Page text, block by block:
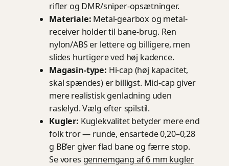
rifler og DMR/sniper-opsætninger.
Materiale: Metal-gearbox og metal-
receiver holder til bane-brug. Ren
nylon/ABS er lettere og billigere, men
slides hurtigere ved høj kadence.
Magasin-type: Hi-cap (høj kapacitet,
skal spændes) er billigst. Mid-cap giver
mere realistisk genladning uden
raslelyd. Vælg efter spilstil.
Kugler: Kuglekvalitet betyder mere end
folk tror — runde, ensartede 0,20–0,28
g BB’er giver flad bane og færre stop.
Se vores gennemgang af 6 mm kugler